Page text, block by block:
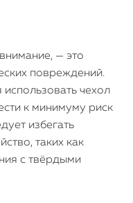
— это
повреждений.
чехол
к минимуму риск
избегать
таких как
с твёрдыми